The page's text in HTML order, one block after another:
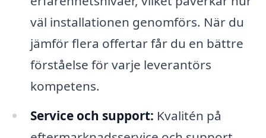
väl installationen genomförs. När du
jämför flera offertar får du en bättre
förståelse för varje leverantörs
kompetens.
Service och support: Kvalitén på